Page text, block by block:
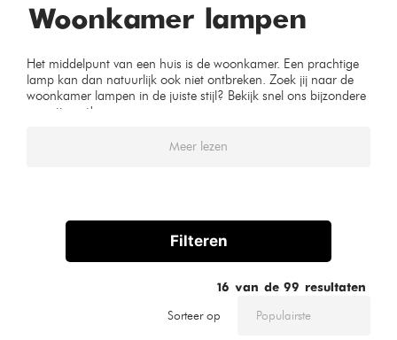
Woonkamer lampen
Het middelpunt van een huis is de woonkamer. Een prachtige
lamp kan dan natuurlijk ook niet ontbreken. Zoek jij naar de
woonkamer lampen in de juiste stijl? Bekijk snel ons bijzondere
assortiment!
Meer lezen
Filteren
16 van de 99 resultaten
Sorteer op